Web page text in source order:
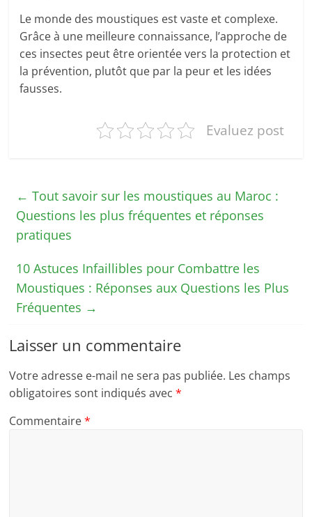
Le monde des moustiques est vaste et complexe.
Grâce à une meilleure connaissance, l’approche de
ces insectes peut être orientée vers la protection et
la prévention, plutôt que par la peur et les idées
fausses.
Evaluez post
← Tout savoir sur les moustiques au Maroc :
Questions les plus fréquentes et réponses
pratiques
10 Astuces Infaillibles pour Combattre les
Moustiques : Réponses aux Questions les Plus
Fréquentes →
Laisser un commentaire
Votre adresse e-mail ne sera pas publiée. Les champs
obligatoires sont indiqués avec*
Commentaire*